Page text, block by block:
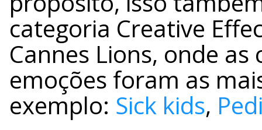
categoria Creative
Cannes Lions, onde
emoções foram as
exemplo: Sick kids,